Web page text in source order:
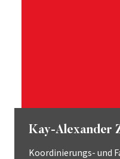
Kay-Alexander
Koordinierungs- und